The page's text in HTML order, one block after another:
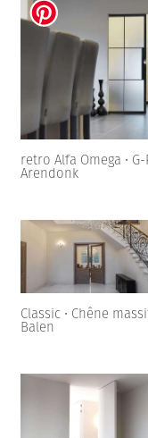
retro Alfa Omega •
Arendonk
Classic • Chêne
Balen